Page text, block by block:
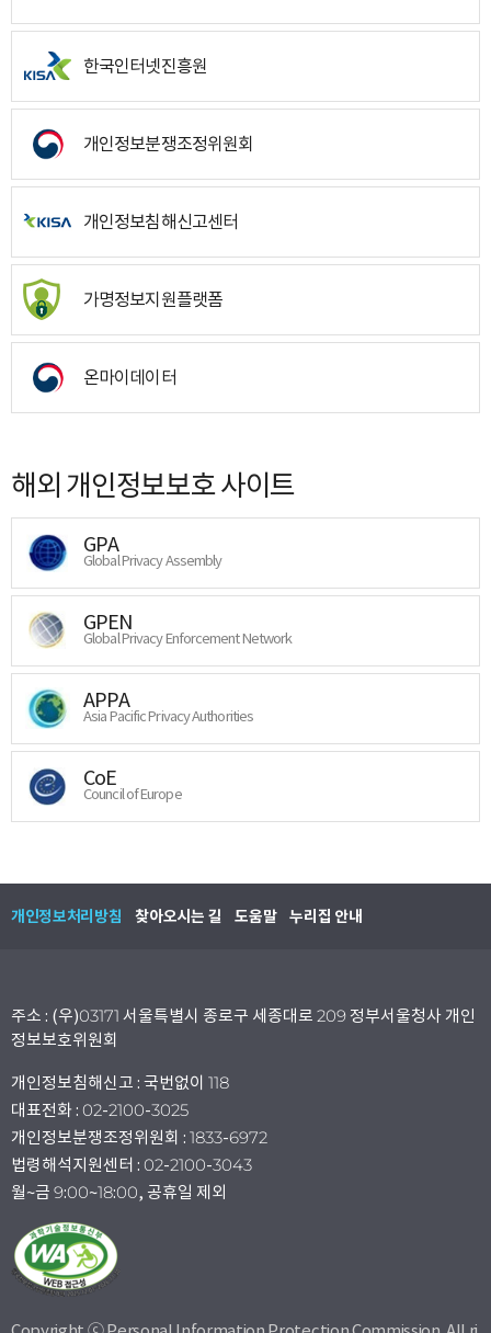
한국인터넷진흥원
개인정보분쟁조정위원회
개인정보침해신고센터
가명정보지원플랫폼
온마이데이터
해외 개인정보보호 사이트
GPA
Global Privacy Assembly
GPEN
Global Privacy Enforcement Network
APPA
Asia Pacific Privacy Authorities
CoE
Council of Europe
개인정보처리방침 찾아오시는 길 도움말 누리집 안내
주소 : (우)03171 서울특별시 종로구 세종대로 209 정부서울청사 개인
정보보호위원회
개인정보침해신고 : 국번없이 118
대표전화 : 02-2100-3025
개인정보분쟁조정위원회 : 1833-6972
법령해석지원센터 : 02-2100-3043
월~금 9:00~18:00, 공휴일 제외